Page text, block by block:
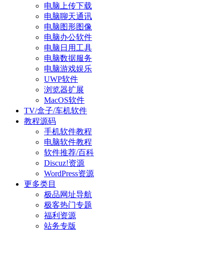
电脑上传下载
电脑聊天通讯
电脑图形图像
电脑办公软件
电脑日用工具
电脑数据服务
电脑游戏娱乐
UWP软件
浏览器扩展
MacOS软件
TV/盒子/车机软件
教程源码
手机软件教程
电脑软件教程
软件推荐/百科
Discuz!资源
WordPress资源
更多类目
极品网址导航
极客热门专题
福利资源
站务专版